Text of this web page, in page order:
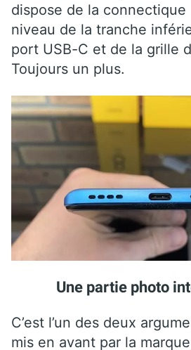
dispose de la connectique
niveau de la tranche
port USB-C et de la grille
Toujours un plus.
Une partie photo
C’est l’un des deux
mis en avant par la